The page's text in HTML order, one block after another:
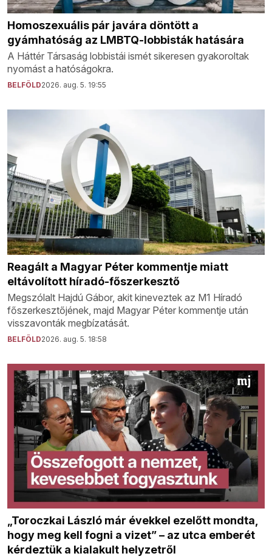
Homoszexuális pár javára döntött a
gyámhatóság az LMBTQ-lobbisták hatására
A Háttér Társaság lobbistái ismét sikeresen gyakoroltak
nyomást a hatóságokra.
BELFÖLD2026. aug. 5. 19:55
Reagált a Magyar Péter kommentje miatt
eltávolított híradó-főszerkesztő
Megszólalt Hajdú Gábor, akit kineveztek az M1 Híradó
főszerkesztőjének, majd Magyar Péter kommentje után
visszavonták megbízatását.
BELFÖLD2026. aug. 5. 18:58
„Toroczkai László már évekkel ezelőtt mondta,
hogy meg kell fogni a vizet” – az utca emberét
kérdeztük a kialakult helyzetről